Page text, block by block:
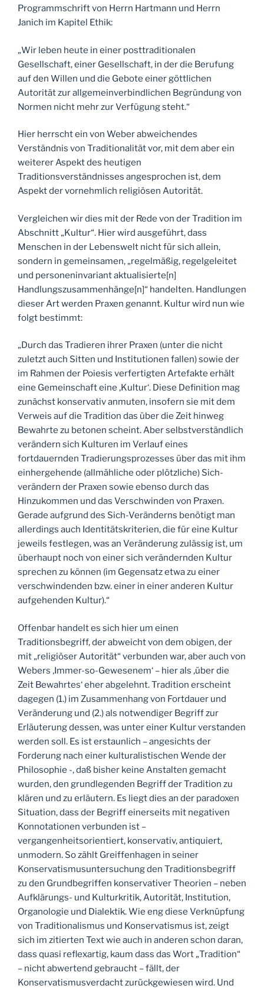
Programmschrift von Herrn Hartmann und Herrn
Janich im Kapitel Ethik:
„Wir leben heute in einer posttraditionalen
Gesellschaft, einer Gesellschaft, in der die Berufung
auf den Willen und die Gebote einer göttlichen
Autorität zur allgemeinverbindlichen Begründung von
Normen nicht mehr zur Verfügung steht.“
Hier herrscht ein von Weber abweichendes
Verständnis von Traditionalität vor, mit dem aber ein
weiterer Aspekt des heutigen
Traditionsverständnisses angesprochen ist, dem
Aspekt der vornehmlich religiösen Autorität.
Vergleichen wir dies mit der Rede von der Tradition im
Abschnitt „Kultur“. Hier wird ausgeführt, dass
Menschen in der Lebenswelt nicht für sich allein,
sondern in gemeinsamen, „regelmäßig, regelgeleitet
und personeninvariant aktualisierte[n]
Handlungszusammenhänge[n]“ handelten. Handlungen
dieser Art werden Praxen genannt. Kultur wird nun wie
folgt bestimmt:
„Durch das Tradieren ihrer Praxen (unter die nicht
zuletzt auch Sitten und Institutionen fallen) sowie der
im Rahmen der Poiesis verfertigten Artefakte erhält
eine Gemeinschaft eine ‚Kultur‘. Diese Definition mag
zunächst konservativ anmuten, insofern sie mit dem
Verweis auf die Tradition das über die Zeit hinweg
Bewahrte zu betonen scheint. Aber selbstverständlich
verändern sich Kulturen im Verlauf eines
fortdauernden Tradierungsprozesses über das mit ihm
einhergehende (allmähliche oder plötzliche) Sich-
verändern der Praxen sowie ebenso durch das
Hinzukommen und das Verschwinden von Praxen.
Gerade aufgrund des Sich-Veränderns benötigt man
allerdings auch Identitätskriterien, die für eine Kultur
jeweils festlegen, was an Veränderung zulässig ist, um
überhaupt noch von einer sich verändernden Kultur
sprechen zu können (im Gegensatz etwa zu einer
verschwindenden bzw. einer in einer anderen Kultur
aufgehenden Kultur).“
Offenbar handelt es sich hier um einen
Traditionsbegriff, der abweicht von dem obigen, der
mit „religiöser Autorität“ verbunden war, aber auch von
Webers ‚Immer-so-Gewesenem‘ – hier als ‚über die
Zeit Bewahrtes‘ eher abgelehnt. Tradition erscheint
dagegen (1.) im Zusammenhang von Fortdauer und
Veränderung und (2.) als notwendiger Begriff zur
Erläuterung dessen, was unter einer Kultur verstanden
werden soll. Es ist erstaunlich – angesichts der
Forderung nach einer kulturalistischen Wende der
Philosophie -, daß bisher keine Anstalten gemacht
wurden, den grundlegenden Begriff der Tradition zu
klären und zu erläutern. Es liegt dies an der paradoxen
Situation, dass der Begriff einerseits mit negativen
Konnotationen verbunden ist –
vergangenheitsorientiert, konservativ, antiquiert,
unmodern. So zählt Greiffenhagen in seiner
Konservatismusuntersuchung den Traditionsbegriff
zu den Grundbegriffen konservativer Theorien – neben
Aufklärungs- und Kulturkritik, Autorität, Institution,
Organologie und Dialektik. Wie eng diese Verknüpfung
von Traditionalismus und Konservatismus ist, zeigt
sich im zitierten Text wie auch in anderen schon daran,
dass quasi reflexartig, kaum dass das Wort „Tradition“
– nicht abwertend gebraucht – fällt, der
Konservatismusverdacht zurückgewiesen wird. Und